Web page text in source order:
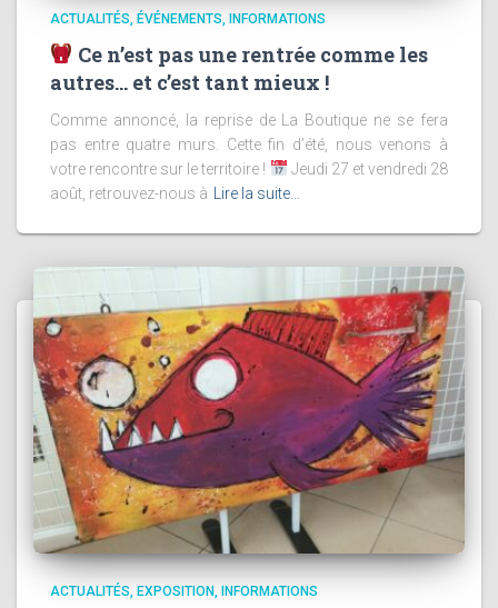
ACTUALITÉS ÉVÉNEMENTS INFORMATIONS
Ce n’est pas une rentrée comme les
autres… et c’est tant mieux !
Comme annoncé, la reprise de La Boutique ne se fera
pas entre quatre murs. Cette fin d’été, nous venons à
votre rencontre sur le territoire !
Jeudi 27 et vendredi 28
août, retrouvez-nous à
Lire la suite…
ACTUALITÉS EXPOSITION INFORMATIONS